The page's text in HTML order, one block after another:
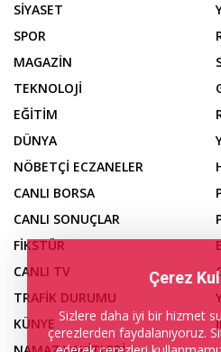
SİYASET
SPOR
MAGAZİN
TEKNOLOJİ
EĞİTİM
DÜNYA
NÖBETÇİ ECZANELER
CANLI BORSA
CANLI SONUÇLAR
FİKSTÜR
CANLI TV
TRAFİK DURUMU
KÜNYE
Çerez
Sizlere daha iyi bir hizmet
çerezlerden faydalanıyoruz.